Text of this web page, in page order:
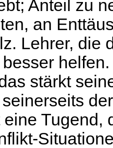
Anteil zu
an
Lehrer, die
stärkt
eine